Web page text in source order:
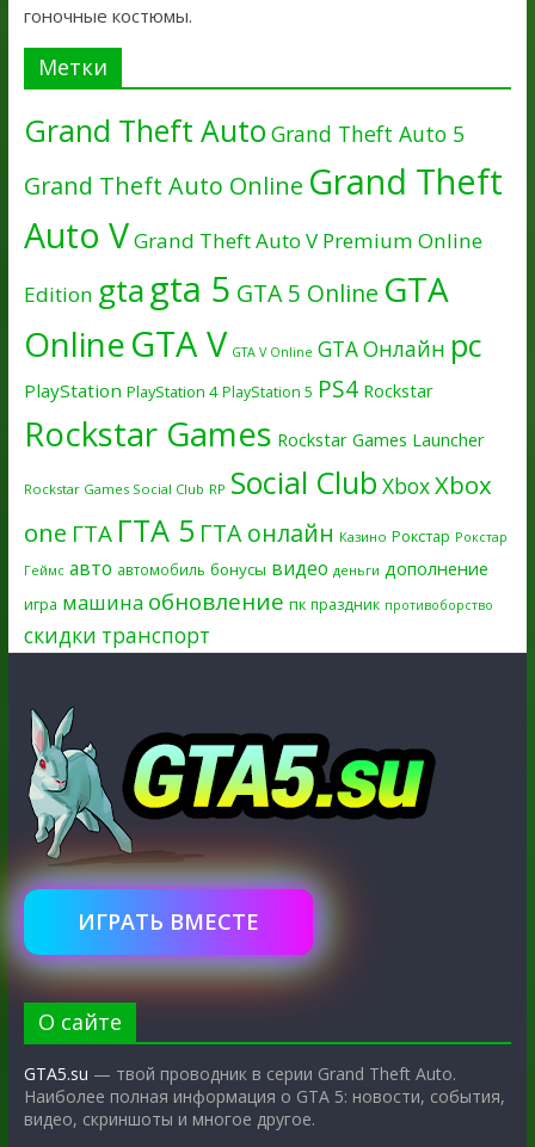
гоночные костюмы.
Метки
Grand Theft Auto Grand Theft Auto 5
Grand Theft Auto Online Grand Theft
Auto VGrand Theft Auto V Premium Online
Edition gtagta 5 GTA 5 Online GTA
OnlineGTA V GTA V Online GTA Онлайн pc
PlayStation PlayStation 4 PlayStation 5 PS4 Rockstar
Rockstar Games Rockstar Games Launcher
Rockstar Games Social Club RP Social Club XboxXbox
one ГТА ГТА 5 ГТА онлайн Казино Рокстар Рокстар
Геймс авто автомобиль бонусы видео деньги дополнение
игра машина обновление пк праздник противоборство
скидки транспорт
ИГРАТЬ ВМЕСТЕ
О сайте
GTA5.su — твой проводник в серии Grand Theft Auto.
Наиболее полная информация о GTA 5: новости, события,
видео, скриншоты и многое другое.